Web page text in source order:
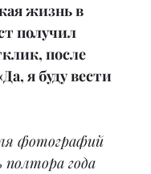
жизнь в
получил
после
я буду вести
фотографий
года